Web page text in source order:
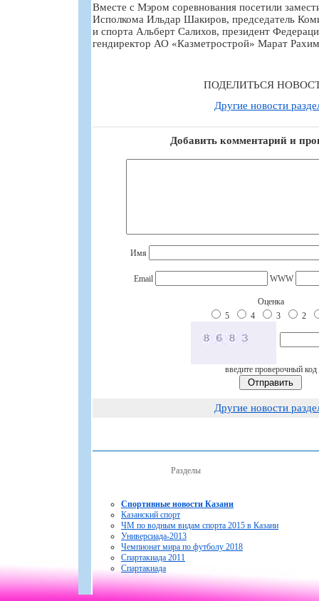
Вместе с Мэром соревнования посетили
Исполкома Ильдар Шакиров, председатель
и спорта Альберт Салихов, президент
гендиректор АО «Казметрострой» Марат
ПОДЕЛИТЬСЯ
Другие новости
Добавить комментарий и
Имя
Email WWW
Оценка
5
4 3 2
введите проверочный код
Другие новости
Разделы
Спортивные новости Казани
Казанский спорт
ЧМ по водным видам спорта 2015 в Казани
Универсиада-2013
Чемпионат мира по футболу 2018
Спартакиада 2011
Спартакиада